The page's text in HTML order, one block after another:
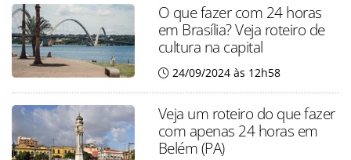
O que fazer com 24 horas
em Brasília? Veja roteiro de
cultura na capital
24/09/2024 às 12h58
Veja um roteiro do que fazer
com apenas 24 horas em
Belém (PA)